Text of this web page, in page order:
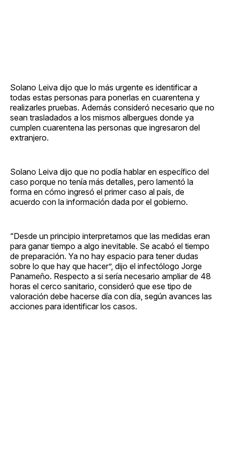
Solano Leiva dijo que lo más urgente es identificar a
todas estas personas para ponerlas en cuarentena y
realizarles pruebas. Además consideró necesario que no
sean trasladados a los mismos albergues donde ya
cumplen cuarentena las personas que ingresaron del
extranjero.
Solano Leiva dijo que no podía hablar en específico del
caso porque no tenía más detalles, pero lamentó la
forma en cómo ingresó el primer caso al país, de
acuerdo con la información dada por el gobierno.
“Desde un principio interpretamos que las medidas eran
para ganar tiempo a algo inevitable. Se acabó el tiempo
de preparación. Ya no hay espacio para tener dudas
sobre lo que hay que hacer”, dijo el infectólogo Jorge
Panameño. Respecto a si sería necesario ampliar de 48
horas el cerco sanitario, consideró que ese tipo de
valoración debe hacerse día con día, según avances las
acciones para identificar los casos.